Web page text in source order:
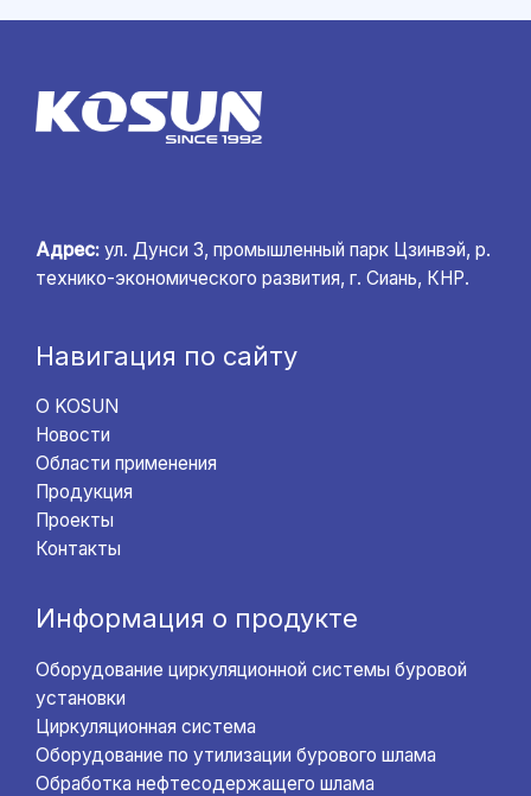
Адрес: ул. Дунси 3, промышленный парк Цзинвэй, р.
технико-экономического развития, г. Сиань, КНР.
Навигация по сайту
О KOSUN
Новости
Области применения
Продукция
Проекты
Контакты
Информация о продукте
Оборудование циркуляционной системы буровой
установки
Циркуляционная система
Оборудование по утилизации бурового шлама
Обработка нефтесодержащего шлама